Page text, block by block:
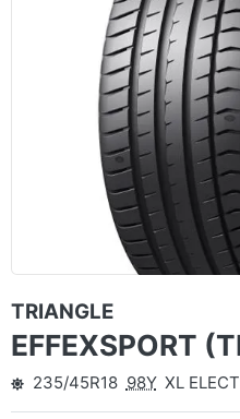
TRIANGLE
EFFEXSPORT
235/45R18 98Y XL